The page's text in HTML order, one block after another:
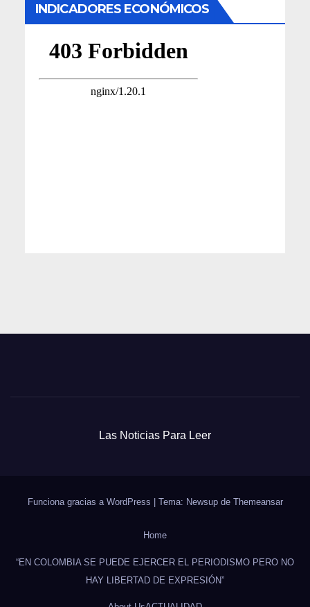
INDICADORES ECONÓMICOS
Las Noticias Para Leer
Funciona gracias a WordPress | Tema: Newsup de Themeansar
Home
“EN COLOMBIA SE PUEDE EJERCER EL PERIODISMO PERO NO
HAY LIBERTAD DE EXPRESIÓN”